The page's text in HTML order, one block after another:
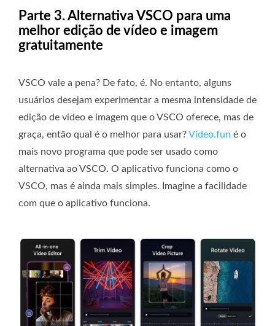
Parte 3. Alternativa VSCO para uma
melhor edição de vídeo e imagem
gratuitamente
VSCO vale a pena? De fato, é. No entanto, alguns
usuários desejam experimentar a mesma intensidade de
edição de vídeo e imagem que o VSCO oferece, mas de
graça, então qual é o melhor para usar?Vídeo.fun é o
mais novo programa que pode ser usado como
alternativa ao VSCO. O aplicativo funciona como o
VSCO, mas é ainda mais simples. Imagine a facilidade
com que o aplicativo funciona.